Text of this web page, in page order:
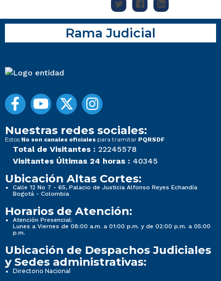
Rama Judicial
Nuestras redes sociales:
Estos No son canales oficiales para tramitar PQRSDF
Total de Visitantes : 22245578
Visitantes Últimas 24 horas : 40345
Ubicación Altas Cortes:
Calle 12 No 7 - 65, Palacio de Justicia Alfonso Reyes Echandía
Bogotá - Colombia
Horarios de Atención:
Atención Presencial:
Lunes a Viernes de 08:00 a.m. a 01:00 p.m. y de 02:00 p.m. a 05:00
p.m.
Ubicación de Despachos Judiciales
y Sedes administrativas:
Directorio Nacional